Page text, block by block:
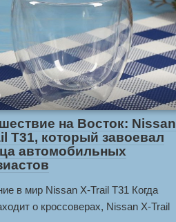
на Восток: Nissan
T31, который завоевал
автомобильных
в мир Nissan X-Trail T31 Когда
о кроссоверах, Nissan X-Trail